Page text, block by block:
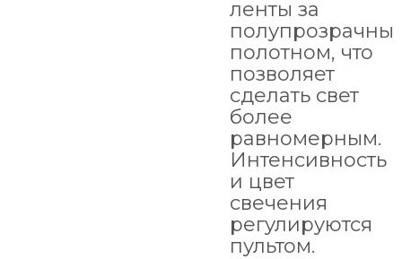
ленты за
полотном, что
позволяет
сделать свет
более
равномерным.
Интенсивность
и цвет
свечения
регулируются
пультом.